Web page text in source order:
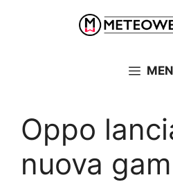
Oppo
nuova